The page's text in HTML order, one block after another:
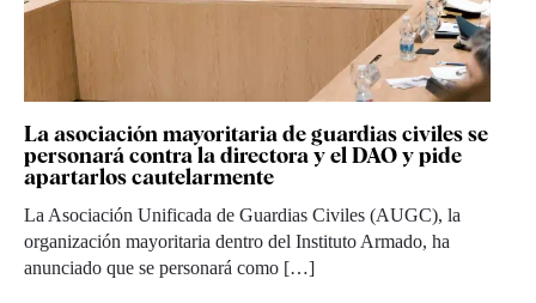
La asociación mayoritaria de guardias civiles se
personará contra la directora y el DAO y pide
apartarlos cautelarmente
La Asociación Unificada de Guardias Civiles (AUGC), la
organización mayoritaria dentro del Instituto Armado, ha
anunciado que se personará como […]